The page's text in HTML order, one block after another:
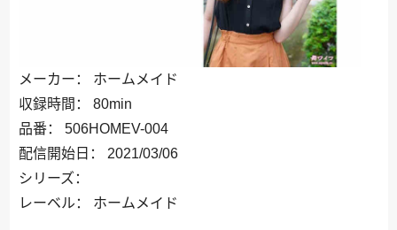
メーカー： ホームメイド
収録時間： 80min
品番： 506HOMEV-004
配信開始日： 2021/03/06
シリーズ：
レーベル： ホームメイド